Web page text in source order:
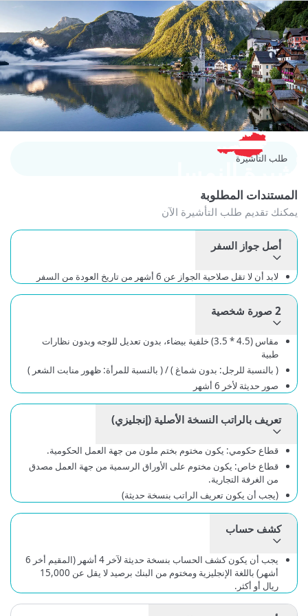
النمساطلب التأشيرة
المطلوبة
تقديم طلب التأشيرة الآن
أصل جواز السفر
طبية
( بالنسبة للرجل: بدون شماغ ) / ( بالنسبة للمرأة: ظهور منابت الشعر )
صور حديثة لأخر 6 أشهر
قطاع حكومي: يكون مختوم بختم ملون من جهة العمل الحكومية.
قطاع خاص: يكون مختوم على الأوراق الرسمية من جهة العمل مصدق
من الغرفة التجارية.
كشف حساب
أشهر) باللغة الإنجليزية ومختوم من البنك برصيد لا يقل عن 15,000